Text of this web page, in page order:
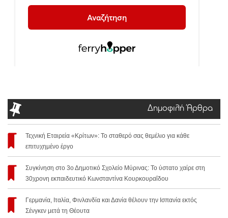
Δημοφιλή Άρθρα
Τεχνική Εταιρεία «Κρίτων»: Το σταθερό σας θεμέλιο για κάθε
επιτυχημένο έργο
Συγκίνηση στο 3ο Δημοτικό Σχολείο Μύρινας: Το ύστατο χαίρε στη
30χρονη εκπαιδευτικό Κωνσταντίνα Κουρκουραΐδου
Γερμανία, Ιταλία, Φινλανδία και Δανία θέλουν την Ισπανία εκτός
Σένγκεν μετά τη Θέουτα